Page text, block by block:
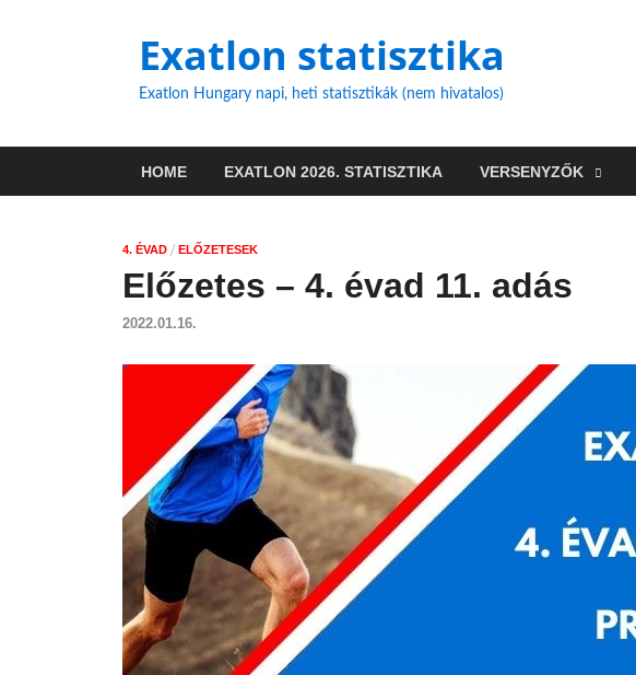
Exatlon statisztika
Exatlon Hungary napi, heti statisztikák (nem hivatalos)
HOME EXATLON 2026. STATISZTIKA VERSENYZŐK
4. ÉVAD / ELŐZETESEK
Előzetes – 4. évad 11. adás
2022.01.16.